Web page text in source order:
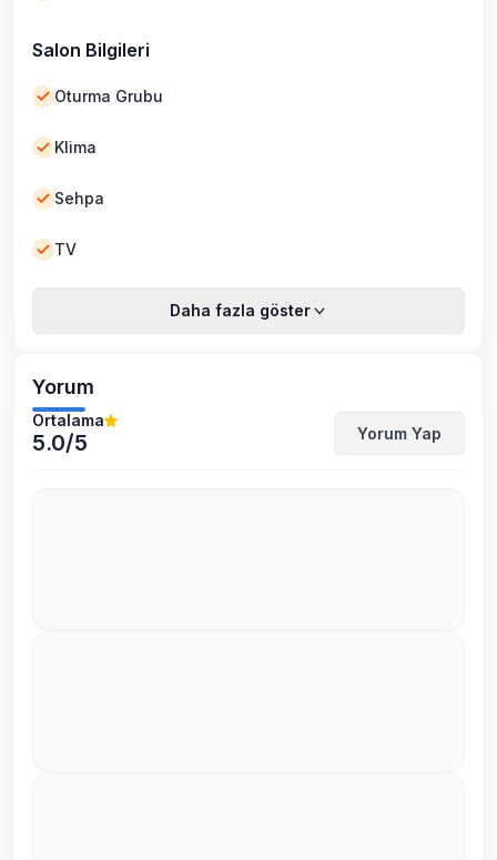
Salon Bilgileri
Oturma Grubu
Klima
Sehpa
TV
Daha fazla göster
Yorum
Ortalama
5.0/5 Yorum Yap